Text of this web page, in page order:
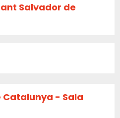
Salvador de
Catalunya - Sala